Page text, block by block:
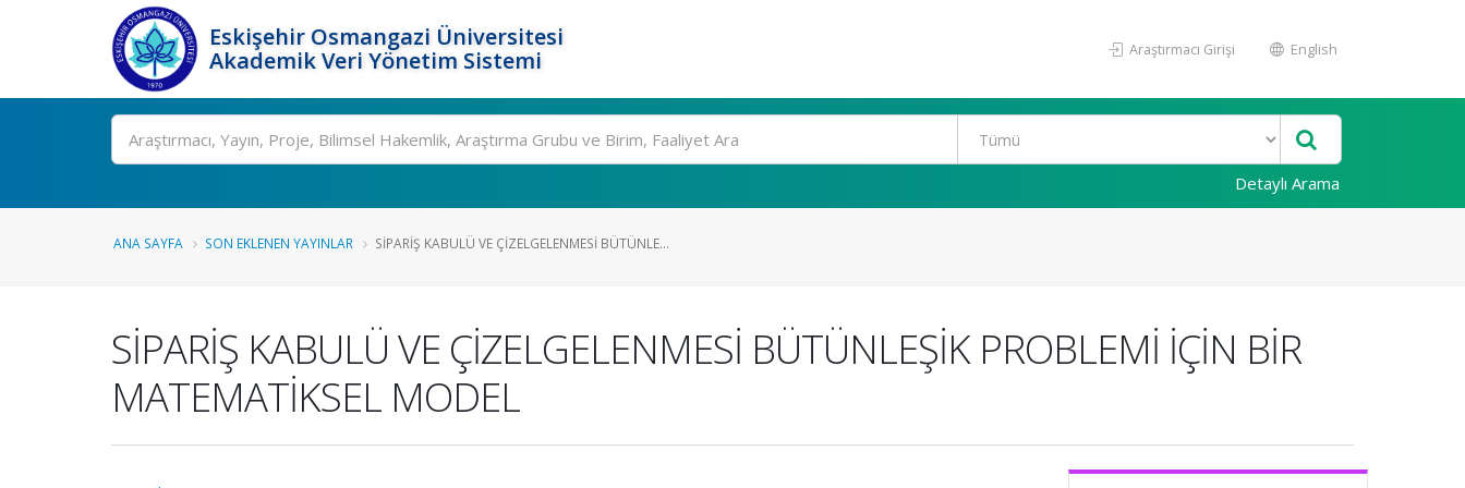
Eskişehir Osmangazi Üniversitesi
Akademik Veri Yönetim Sistemi
Araştırmacı Girişi English
Ara
Detaylı Arama
ANA SAYFA SON EKLENEN YAYINLAR SİPARİŞ KABULÜ VE ÇİZELGELENMESİ BÜTÜNLE...
SİPARİŞ KABULÜ VE ÇİZELGELENMESİ BÜTÜNLEŞİK PROBLEMİ İÇİN BİR
MATEMATİKSEL MODEL